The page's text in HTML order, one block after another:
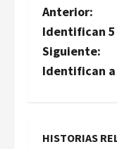
N
a
v
g
Anterior:
Identifican
Siguiente:
Identifican
HISTORIAS